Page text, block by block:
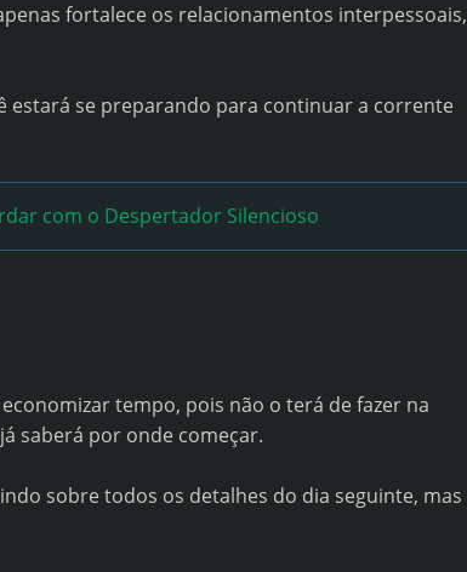
fortalece os relacionamentos interpessoais,
estará se preparando para continuar a corrente
com o Despertador Silencioso
tempo, pois não o terá de fazer na
saberá por onde começar.
sobre todos os detalhes do dia seguinte, mas